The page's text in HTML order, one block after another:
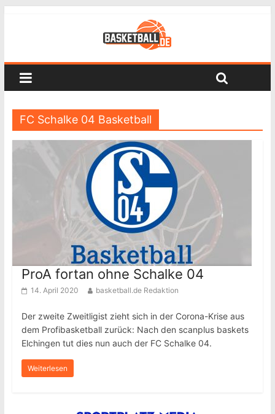
FC Schalke 04 Basketball
ProA fortan ohne Schalke 04
14. April 2020 basketball.de Redaktion
Der zweite Zweitligist zieht sich in der Corona-Krise aus
dem Profibasketball zurück: Nach den scanplus baskets
Elchingen tut dies nun auch der FC Schalke 04.
Weiterlesen